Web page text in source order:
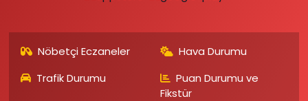
Nöbetçi Eczaneler
Hava Durumu
Trafik Durumu
Puan Durumu ve
Fikstür